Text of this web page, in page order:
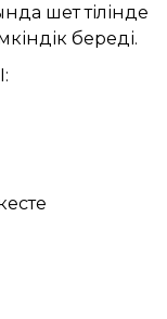
шет тілінде
береді.